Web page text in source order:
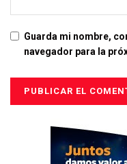
Guarda mi nombre,
navegador para la